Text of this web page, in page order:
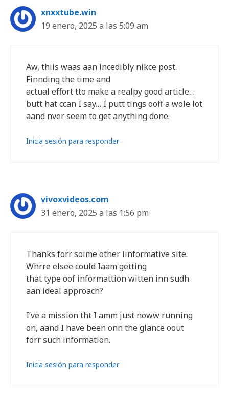
xnxxtube.win
19 enero, 2025 a las 5:09 am
Aw, thiis waas aan incedibly nikce post.
Finnding the time and
actual effort tto make a realpy good article…
butt hat ccan I say… I putt tings ooff a wole lot
aand nver seem to get anything done.
Inicia sesión para responder
vivoxvideos.com
31 enero, 2025 a las 1:56 pm
Thanks forr soime other iinformative site.
Whrre elsee could Iaam getting
that type oof informattion witten inn sudh
aan ideal approach?
I’ve a mission tht I amm just noww running
on, aand I have been onn the glance oout
forr such information.
Inicia sesión para responder